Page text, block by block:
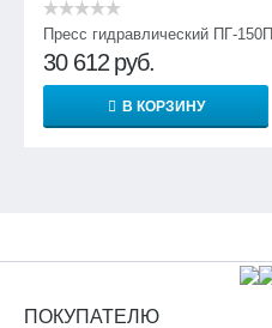
Пресс гидравлический ПГ-150П
30 612 руб.
В КОРЗИНУ
ПОКУПАТЕЛЮ